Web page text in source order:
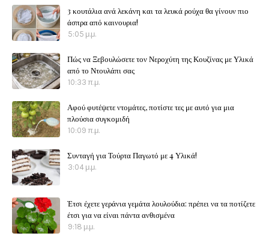
3 κουτάλια ανά λεκάνη και τα λευκά ρούχα θα γίνουν πιο
άσπρα από καινουρια!
5:05 μ.μ.
Πώς να Ξεβουλώσετε τον Νεροχύτη της Κουζίνας με Υλικά
από το Ντουλάπι σας
10:33 π.μ.
Αφού φυτέψετε ντομάτες, ποτίστε τες με αυτό για μια
πλούσια συγκομιδή
10:09 π.μ.
Συνταγή για Τούρτα Παγωτό με 4 Υλικά!
3:04 μ.μ.
Έτσι έχετε γεράνια γεμάτα λουλούδια: πρέπει να τα ποτίζετε
έτσι για να είναι πάντα ανθισμένα
9:18 μ.μ.